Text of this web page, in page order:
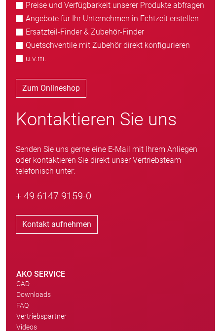
Preise und Verfügbarkeit unserer Produkte abfragen
Angebote für Ihr Unternehmen in Echtzeit erstellen
Ersatzteil-Finder & Zubehör-Finder
Quetschventile mit Zubehör direkt konfigurieren
u.v.m.
Zum Onlineshop
Kontaktieren Sie uns
Senden Sie uns gerne eine E-Mail mit Ihrem Anliegen
oder kontaktieren Sie direkt unser Vertriebsteam
telefonisch unter:
+ 49 6147 9159-0
Kontakt aufnehmen
AKO SERVICE
CAD
Downloads
FAQ
Vertriebspartner
Videos